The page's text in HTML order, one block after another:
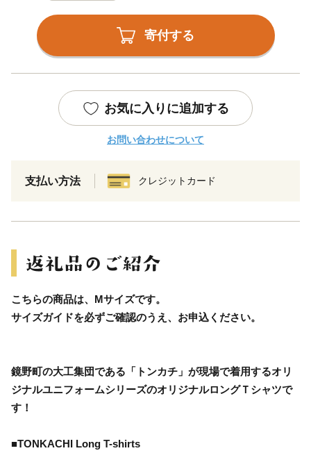
寄付する
お気に入りに追加する
お問い合わせについて
支払い方法 クレジットカード
こちらの商品は、Mサイズです。
サイズガイドを必ずご確認のうえ、お申込ください。
鏡野町の大工集団である「トンカチ」が現場で着用するオリ
ジナルユニフォームシリーズのオリジナルロングＴシャツで
す！
■TONKACHI Long T-shirts